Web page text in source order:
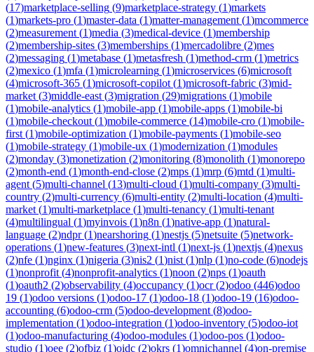
(17)marketplace-selling (9)marketplace-strategy (1)markets
(1)markets-pro (1)master-data (1)matter-management (1)mcommerce
(2)measurement (1)media (3)medical-device (1)membership
(2)membership-sites (3)memberships (1)mercadolibre (2)mes
(2)messaging (1)metabase (1)metasfresh (1)method-crm (1)metrics
(2)mexico (1)mfa (1)microlearning (1)microservices (6)microsoft
(4)microsoft-365 (1)microsoft-copilot (1)microsoft-fabric (3)mid-
market (3)middle-east (3)migration (29)migrations (1)mobile
(1)mobile-analytics (1)mobile-app (1)mobile-apps (1)mobile-bi
(1)mobile-checkout (1)mobile-commerce (14)mobile-cro (1)mobile-
first (1)mobile-optimization (1)mobile-payments (1)mobile-seo
(1)mobile-strategy (1)mobile-ux (1)modernization (1)modules
(2)monday (3)monetization (2)monitoring (8)monolith (1)monorepo
(2)month-end (1)month-end-close (2)mps (1)mrp (6)mtd (1)multi-
agent (5)multi-channel (13)multi-cloud (1)multi-company (3)multi-
country (2)multi-currency (6)multi-entity (2)multi-location (4)multi-
market (1)multi-marketplace (1)multi-tenancy (1)multi-tenant
(4)multilingual (1)myinvois (1)n8n (1)native-app (1)natural-
language (2)ndpr(1)nearshoring (1)nestjs (5)netsuite (5)network-
operations (1)new-features (3)next-intl (1)next-js (1)nextjs (4)nexus
(2)nfe (1)nginx (1)nigeria (3)nis2 (1)nist (1)nlp (1)no-code (6)nodejs
(1)nonprofit (4)nonprofit-analytics (1)noon (2)nps (1)oauth
(1)oauth2 (2)observability (4)occupancy (1)ocr(2)odoo (446)odoo
19 (1)odoo versions (1)odoo-17 (1)odoo-18 (1)odoo-19 (16)odoo-
accounting (6)odoo-crm (5)odoo-development (8)odoo-
implementation (1)odoo-integration (1)odoo-inventory (5)odoo-iot
(1)odoo-manufacturing (4)odoo-modules (1)odoo-pos (1)odoo-
studio (1)oee (2)ofbiz (1)oidc (2)okrs (1)omnichannel (4)on-premise